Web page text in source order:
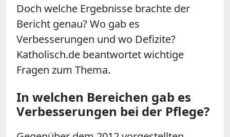
Doch welche Ergebnisse brachte der
Bericht genau? Wo gab es
Verbesserungen und wo Defizite?
Katholisch.de beantwortet wichtige
Fragen zum Thema.
In welchen Bereichen gab es
Verbesserungen bei der Pflege?